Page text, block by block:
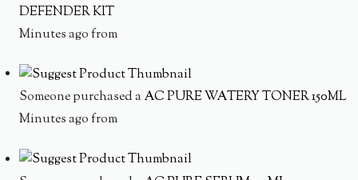
DEFENDER KIT
Minutes ago from
Someone purchased a AC PURE WATERY TONER 150ML
Minutes ago from